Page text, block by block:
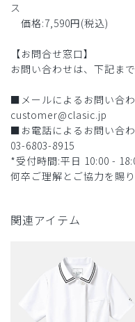
ス
価格:7,590円(税込)
【お問合せ窓口】
お問い合わせは、下記ま
■メールによるお問い合
customer@clasic.jp
■お電話によるお問い合
03-6803-8915
*受付時間:平日 10:00 -
何卒ご理解とご協力を賜
関連アイテム